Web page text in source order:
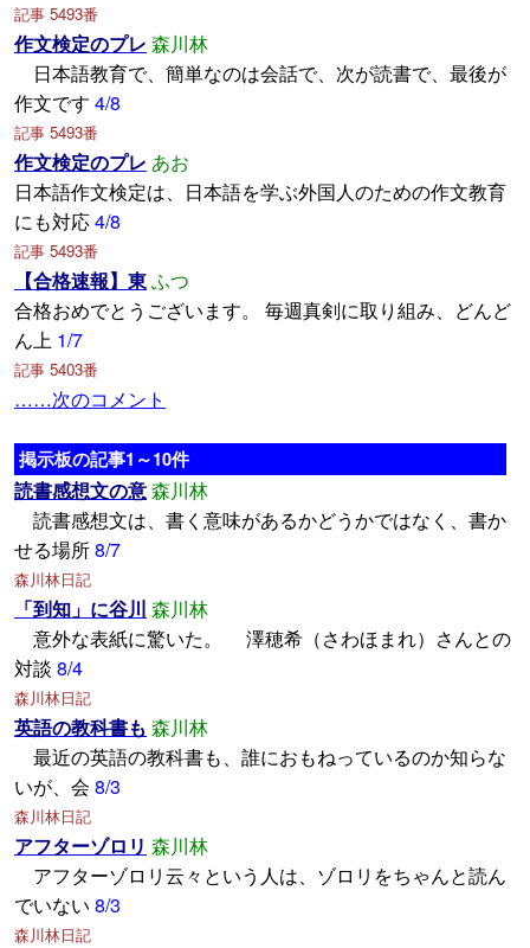
記事 5493番
作文検定のプレ 森川林
日本語教育で、簡単なのは会話で、次が読書で、最後が
作文です 4/8
記事 5493番
作文検定のプレ あお
日本語作文検定は、日本語を学ぶ外国人のための作文教育
にも対応4/8
記事 5493番
【合格速報】東ふつ
合格おめでとうございます。 毎週真剣に取り組み、どんど
ん上 1/7
記事 5403番
……次のコメント
掲示板の記事1～10件
読書感想文の意森川林
読書感想文は、書く意味があるかどうかではなく、書か
せる場所8/7
森川林日記
「到知」に谷川 森川林
意外な表紙に驚いた。 澤穂希（さわほまれ）さんとの
対談 8/4
森川林日記
英語の教科書も 森川林
最近の英語の教科書も、誰におもねっているのか知らな
いが、会 8/3
森川林日記
アフターゾロリ 森川林
アフターゾロリ云々という人は、ゾロリをちゃんと読ん
でいない 8/3
森川林日記